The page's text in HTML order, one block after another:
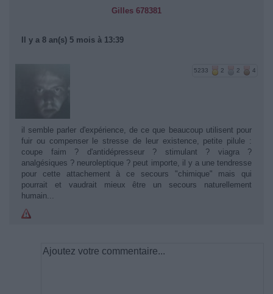
Gilles 678381
Il y a 8 an(s) 5 mois à 13:39
5233 2 2 4
il semble parler d'expérience, de ce que beaucoup utilisent pour
fuir ou compenser le stresse de leur existence, petite pilule :
coupe faim ? d'antidépresseur ? stimulant ? viagra ?
analgésiques ? neuroleptique ? peut importe, il y a une tendresse
pour cette attachement à ce secours "chimique" mais qui
pourrait et vaudrait mieux être un secours naturellement
humain...